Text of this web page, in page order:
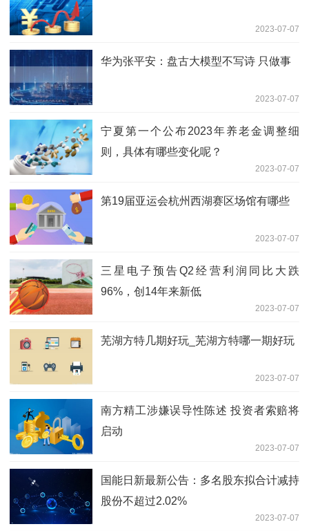
2023-07-07
华为张平安：盘古大模型不写诗 只做事
2023-07-07
宁夏第一个公布2023年养老金调整细
则，具体有哪些变化呢？
2023-07-07
第19届亚运会杭州西湖赛区场馆有哪些
2023-07-07
三星电子预告Q2经营利润同比大跌
96%，创14年来新低
2023-07-07
芜湖方特几期好玩_芜湖方特哪一期好玩
2023-07-07
南方精工涉嫌误导性陈述 投资者索赔将
启动
2023-07-07
国能日新最新公告：多名股东拟合计减持
股份不超过2.02%
2023-07-07